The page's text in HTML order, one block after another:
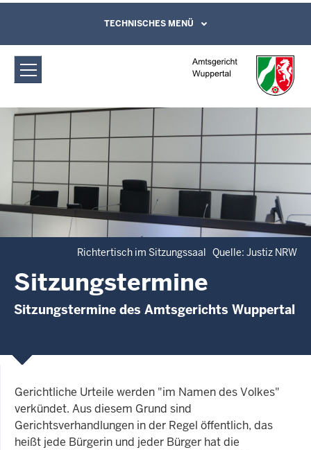
Amtsgericht Wuppertal:
Sitzungstermine
Direkt zum Inhalt
Leichte Sprache, Gebärdensprachenvideo
und Kontaktformular
TECHNISCHES MENÜ
Richtertisch im Sitzungssaal Quelle: Justiz NRW
Sitzungstermine
Sitzungstermine des Amtsgerichts Wuppertal
Gerichtliche Urteile werden "im Namen des Volkes"
verkündet. Aus diesem Grund sind
Gerichtsverhandlungen in der Regel öffentlich, das
heißt jede Bürgerin und jeder Bürger hat die